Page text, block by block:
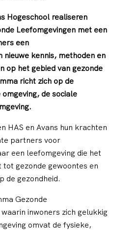
Hogeschool realiseren
Leefomgevingen met een
een
kennis, methoden en
op het gebied van gezonde
richt zich op de
de sociale
HAS en Avans hun krachten
partners voor
een leefomgeving die het
gezonde gewoontes en
de gezondheid.
Gezonde
inwoners zich gelukkig
omvat de fysieke,